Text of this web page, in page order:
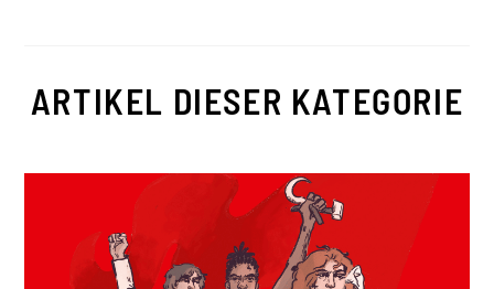
ARTIKEL DIESER KATEGORIE